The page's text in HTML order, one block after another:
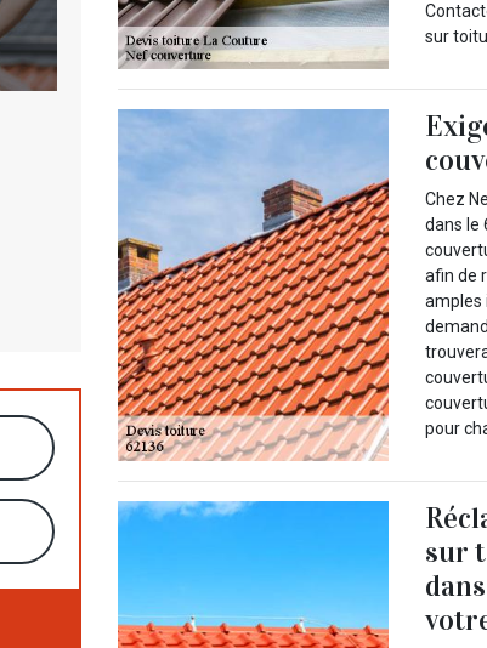
sur
Chez
dans le
afin de
amples
pour
sur